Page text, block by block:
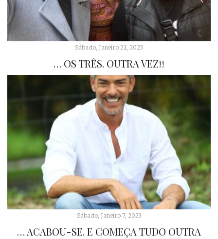
Sábado, Janeiro 21, 2023
… OS TRÊS. OUTRA VEZ!!
Sábado, Janeiro 7, 2023
… ACABOU-SE. E COMEÇA TUDO OUTRA